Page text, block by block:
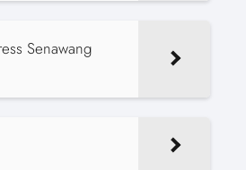
Senawang